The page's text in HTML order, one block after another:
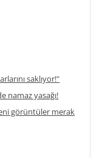
saklıyor!"
namaz yasağı!
görüntüler merak